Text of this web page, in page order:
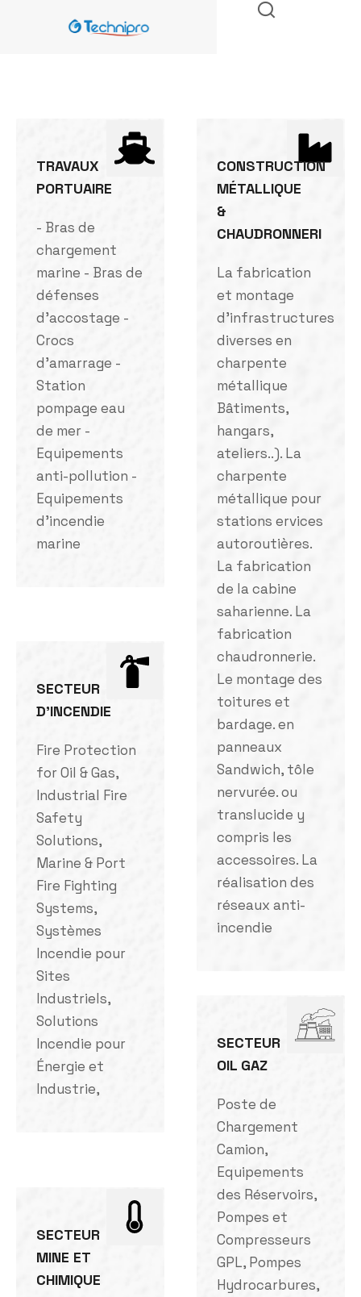
TRAVAUX
PORTUAIRE
- Bras de
chargement
marine - Bras de
défenses
d'accostage -
Crocs
d'amarrage -
Station
pompage eau
de mer -
Equipements
anti-pollution -
Equipements
d'incendie
marine
SECTEUR
D'INCENDIE
Fire Protection
for Oil & Gas,
Industrial Fire
Safety
Solutions,
Marine & Port
Fire Fighting
Systems,
Systèmes
Incendie pour
Sites
Industriels,
Solutions
Incendie pour
Énergie et
Industrie,
SECTEUR
MINE ET
CHIMIQUE
CONSTRUCTION
MÉTALLIQUE
&
CHAUDRONNERI
La fabrication
et montage
d'infrastructures
diverses en
charpente
métallique
Bâtiments,
hangars,
ateliers..). La
charpente
métallique pour
stations ervices
autoroutières.
La fabrication
de la cabine
saharienne. La
fabrication
chaudronnerie.
Le montage des
toitures et
bardage. en
panneaux
Sandwich, tôle
nervurée. ou
translucide y
compris les
accessoires. La
réalisation des
réseaux anti-
incendie
SECTEUR
OIL GAZ
Poste de
Chargement
Camion,
Equipements
des Réservoirs,
Pompes et
Compresseurs
GPL, Pompes
Hydrocarbures,